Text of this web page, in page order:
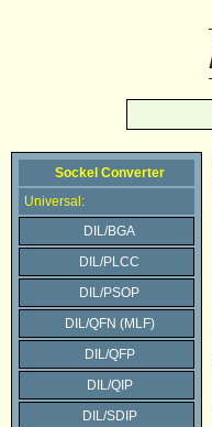
Sockel Converter
Universal:
DIL/BGA
DIL/PLCC
DIL/PSOP
DIL/QFN (MLF)
DIL/QFP
DIL/QIP
DIL/SDIP